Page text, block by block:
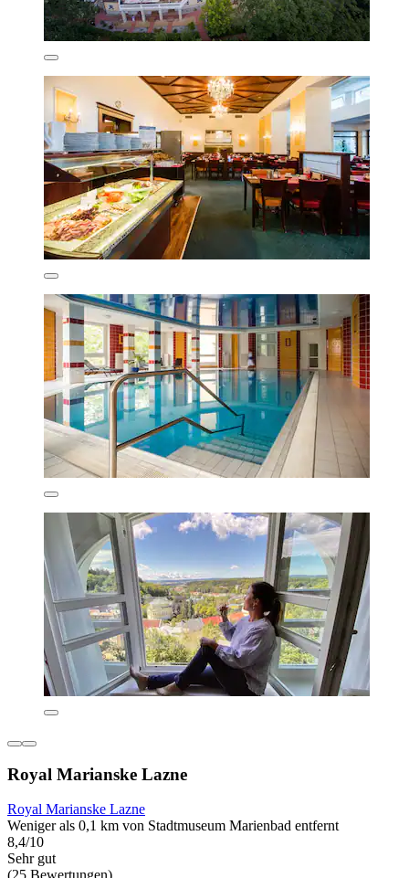
Royal Marianske Lazne
Royal Marianske Lazne
Weniger als 0,1 km von Stadtmuseum Marienbad entfernt
8,4/10
Sehr gut